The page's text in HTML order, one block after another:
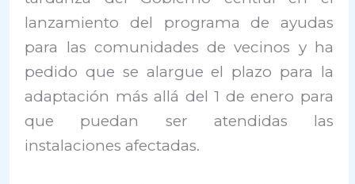
lanzamiento del programa de ayudas
para las comunidades de vecinos y ha
pedido que se alargue el plazo para la
adaptación más allá del 1 de enero para
que puedan ser atendidas las
instalaciones afectadas.